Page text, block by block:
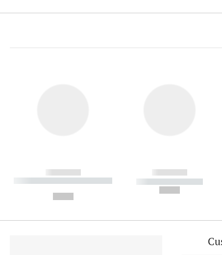
------------
----------- ----------- ----------
------------
----------- -----------